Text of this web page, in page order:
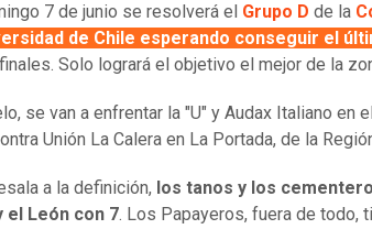
7 de junio se resolverá el Grupo D de la
de Chile esperando conseguir el
Solo logrará el objetivo el mejor de la
se van a enfrentar la "U" y Audax Italiano en
Unión La Calera en La Portada, de la
a la definición, los tanos y los
el León con 7. Los Papayeros, fuera de todo,